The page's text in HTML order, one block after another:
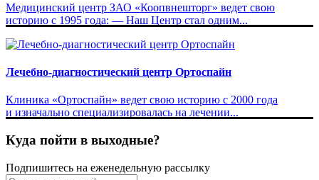
Медицинский центр ЗАО «Коопвнешторг» ведет свою
историю с 1995 года: — Наш Центр стал одним...
Лечебно-диагностический центр Ортоспайн
Клиника «Ортоспайн» ведет свою историю с 2000 года
и изначально специализировалась на лечении...
Куда пойти в выходные?
Подпишитесь на еженедельную рассылку